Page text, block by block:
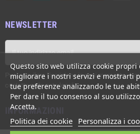
NEWSLETTER
Puoi annullare l'iscrizione in ogni momento. A
contatto nelle note legali.
INFORMAZIONI
Questo sito web utilizza cookie
migliorare i nostri servizi e mostrarti
tue preferenze analizzando le tue
Per dare il tuo consenso al suo
Accetta.
Politica dei cookie Personalizza i